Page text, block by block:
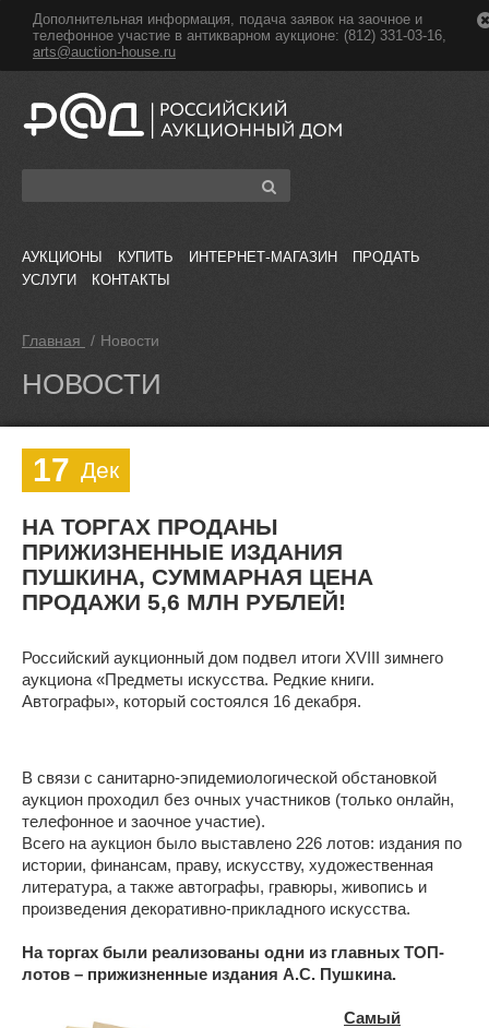
Дополнительная информация, подача заявок на заочное и
телефонное участие в антикварном аукционе: (812) 331-03-16,
arts@auction-house.ru
АУКЦИОНЫ КУПИТЬ ИНТЕРНЕТ-МАГАЗИН
ПРОДАТЬ
УСЛУГИ
КОНТАКТЫ
Главная / Новости
НОВОСТИ
17 Дек
НА ТОРГАХ ПРОДАНЫ
ПРИЖИЗНЕННЫЕ ИЗДАНИЯ
ПУШКИНА, СУММАРНАЯ ЦЕНА
ПРОДАЖИ 5,6 МЛН РУБЛЕЙ!
Российский аукционный дом подвел итоги XVIII зимнего
аукциона «Предметы искусства. Редкие книги.
Автографы», который состоялся 16 декабря.
В связи с санитарно-эпидемиологической обстановкой
аукцион проходил без очных участников (только онлайн,
телефонное и заочное участие).
Всего на аукцион было выставлено 226 лотов: издания по
истории, финансам, праву, искусству, художественная
литература, а также автографы, гравюры, живопись и
произведения декоративно-прикладного искусства.
На торгах были реализованы одни из главных ТОП-
лотов – прижизненные издания А.С. Пушкина.
Самый